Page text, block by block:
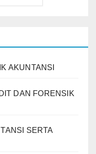
AKUNTANSI
DAN FORENSIK
SERTA